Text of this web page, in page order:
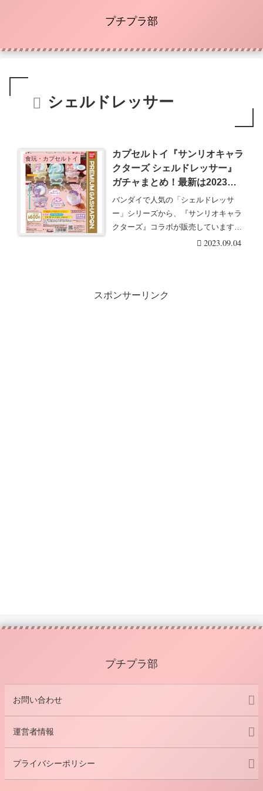
プチプラ部
シェルドレッサー
食玩・カプセルトイ
カプセルトイ『サンリオキャラ
クターズ シェルドレッサー』
ガチャまとめ！最新は2023年9
月末にリボンスタイルが登場！
全4種類！
バンダイで人気の「シェルドレッサ
ー」シリーズから、『サンリオキャラ
クターズ』コラボが販売しています。
貝がらの形をしたドレ・・・続きを読
2023.09.04
スポンサーリンク
プチプラ部
お問い合わせ
運営者情報
プライバシーポリシー